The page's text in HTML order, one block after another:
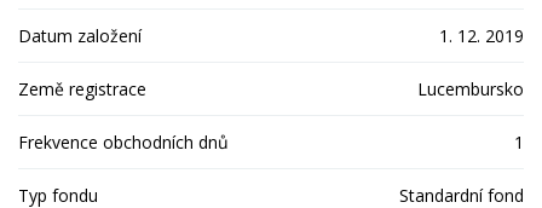
Datum založení 1. 12. 2019
Země registrace Lucembursko
Frekvence obchodních dnů 1
Typ fondu Standardní fond